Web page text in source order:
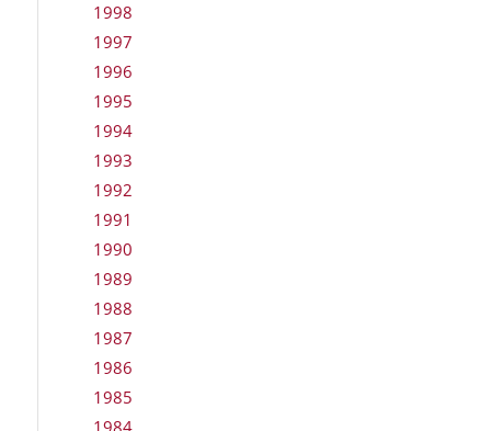
1998
1997
1996
1995
1994
1993
1992
1991
1990
1989
1988
1987
1986
1985